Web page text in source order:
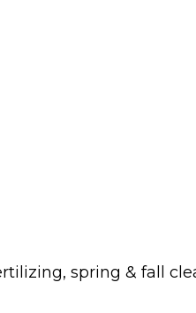
spring & fall